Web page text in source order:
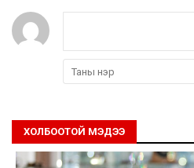
ХОЛБООТОЙ МЭДЭЭ